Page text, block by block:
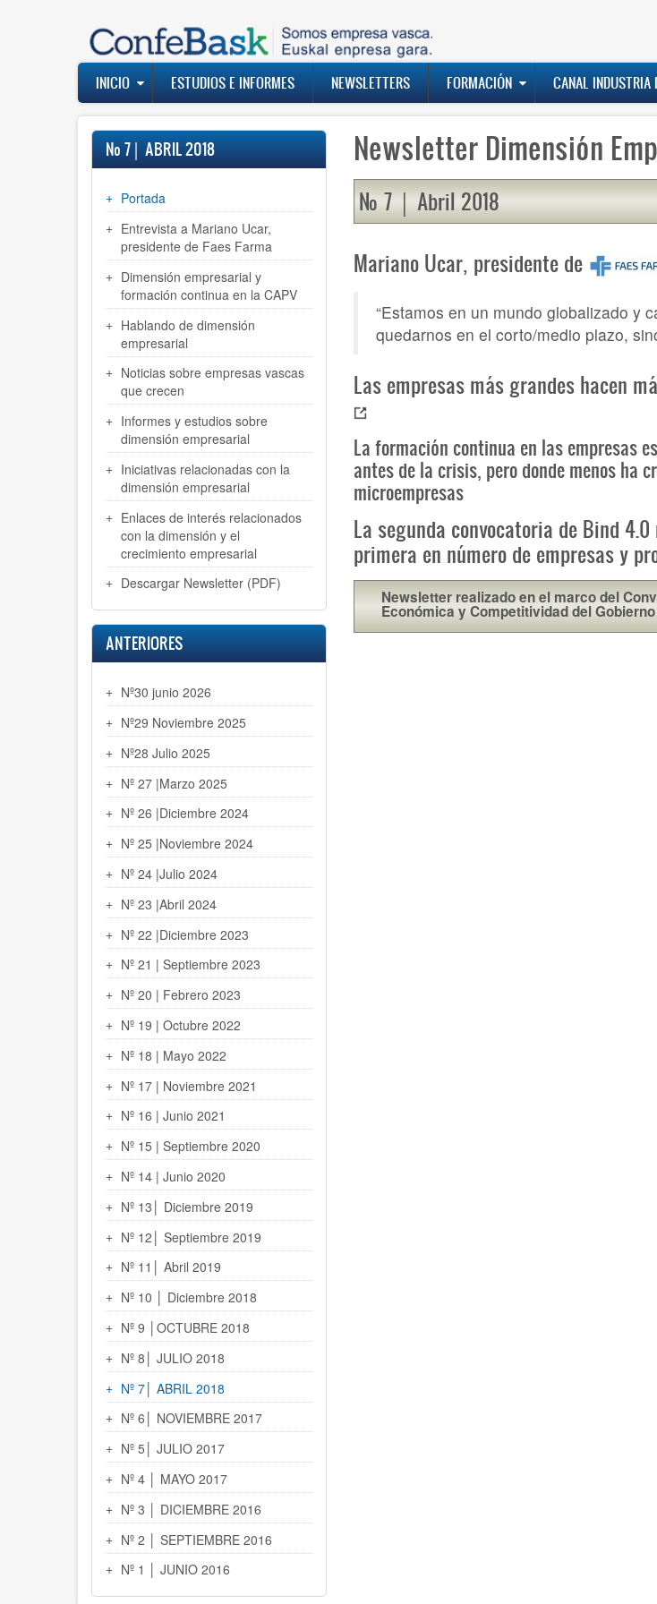
Navegación
principal
INICIO ESTUDIOS E INFORMES NEWSLETTERS FORMACIÓN CANAL INDUSTRIA
Nº 7│ ABRIL 2018
Portada
Entrevista a Mariano Ucar,
presidente de Faes Farma
Dimensión empresarial y
formación continua en la CAPV
Hablando de dimensión
empresarial
Noticias sobre empresas vascas
que crecen
Informes y estudios sobre
dimensión empresarial
Iniciativas relacionadas con la
dimensión empresarial
Enlaces de interés relacionados
con la dimensión y el
crecimiento empresarial
Descargar Newsletter (PDF)
ANTERIORES
Nº30 junio 2026
Nº29 Noviembre 2025
Nº28 Julio 2025
Nº 27 |Marzo 2025
Nº 26 |Diciembre 2024
Nº 25 |Noviembre 2024
Nº 24 |Julio 2024
Nº 23 |Abril 2024
Nº 22 |Diciembre 2023
Nº 21 | Septiembre 2023
Nº 20 | Febrero 2023
Nº 19 | Octubre 2022
Nº 18 | Mayo 2022
Nº 17 | Noviembre 2021
Nº 16 | Junio 2021
Nº 15 | Septiembre 2020
Nº 14 | Junio 2020
Nº 13│ Diciembre 2019
Nº 12│ Septiembre 2019
Nº 11│ Abril 2019
Nº 10 │ Diciembre 2018
Nº 9 │OCTUBRE 2018
Nº 8│ JULIO 2018
Nº 7│ ABRIL 2018
Nº 6│ NOVIEMBRE 2017
Nº 5│ JULIO 2017
Nº 4 │ MAYO 2017
Nº 3 │ DICIEMBRE 2016
Nº 2 │ SEPTIEMBRE 2016
Nº 1 │ JUNIO 2016
Newsletter Dimensión
Nº 7 │ Abril 2018
Mariano Ucar, presidente de
“Estamos en un mundo globalizado y
quedarnos en el corto/medio plazo,
Las empresas más grandes hacen
La formación continua en las empresas
antes de la crisis, pero donde menos ha
microempresas
La segunda convocatoria de Bind
primera en número de empresas y
Newsletter realizado en el marco del
Económica y Competitividad del